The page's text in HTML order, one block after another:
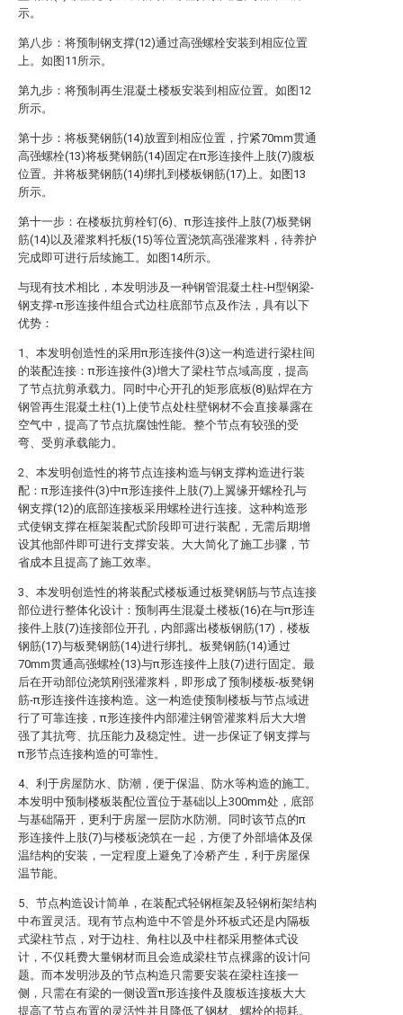
示。
第八步：将预制钢支撑(12)通过高强螺栓安装到相应位置
上。如图11所示。
第九步：将预制再生混凝土楼板安装到相应位置。如图12
所示。
第十步：将板凳钢筋(14)放置到相应位置，拧紧70mm贯通
高强螺栓(13)将板凳钢筋(14)固定在π形连接件上肢(7)腹板
位置。并将板凳钢筋(14)绑扎到楼板钢筋(17)上。如图13
所示。
第十一步：在楼板抗剪栓钉(6)、π形连接件上肢(7)板凳钢
筋(14)以及灌浆料托板(15)等位置浇筑高强灌浆料，待养护
完成即可进行后续施工。如图14所示。
与现有技术相比，本发明涉及一种钢管混凝土柱-H型钢梁-
钢支撑-π形连接件组合式边柱底部节点及作法，具有以下
优势：
1、本发明创造性的采用π形连接件(3)这一构造进行梁柱间
的装配连接：π形连接件(3)增大了梁柱节点域高度，提高
了节点抗剪承载力。同时中心开孔的矩形底板(8)贴焊在方
钢管再生混凝土柱(1)上使节点处柱壁钢材不会直接暴露在
空气中，提高了节点抗腐蚀性能。整个节点有较强的受
弯、受剪承载能力。
2、本发明创造性的将节点连接构造与钢支撑构造进行装
配：π形连接件(3)中π形连接件上肢(7)上翼缘开螺栓孔与
钢支撑(12)的底部连接板采用螺栓进行连接。这种构造形
式使钢支撑在框架装配式阶段即可进行装配，无需后期增
设其他部件即可进行支撑安装。大大简化了施工步骤，节
省成本且提高了施工效率。
3、本发明创造性的将装配式楼板通过板凳钢筋与节点连接
部位进行整体化设计：预制再生混凝土楼板(16)在与π形连
接件上肢(7)连接部位开孔，内部露出楼板钢筋(17)，楼板
钢筋(17)与板凳钢筋(14)进行绑扎。板凳钢筋(14)通过
70mm贯通高强螺栓(13)与π形连接件上肢(7)进行固定。最
后在开动部位浇筑刚强灌浆料，即形成了预制楼板-板凳钢
筋-π形连接件连接构造。这一构造使预制楼板与节点域进
行了可靠连接，π形连接件内部灌注钢管灌浆料后大大增
强了其抗弯、抗压能力及稳定性。进一步保证了钢支撑与
π形节点连接构造的可靠性。
4、利于房屋防水、防潮，便于保温、防水等构造的施工。
本发明中预制楼板装配位置位于基础以上300mm处，底部
与基础隔开，更利于房屋一层防水防潮。同时该节点的π
形连接件上肢(7)与楼板浇筑在一起，方便了外部墙体及保
温结构的安装，一定程度上避免了冷桥产生，利于房屋保
温节能。
5、节点构造设计简单，在装配式轻钢框架及轻钢桁架结构
中布置灵活。现有节点构造中不管是外环板式还是内隔板
式梁柱节点，对于边柱、角柱以及中柱都采用整体式设
计，不仅耗费大量钢材而且会造成梁柱节点裸露的设计问
题。而本发明涉及的节点构造只需要安装在梁柱连接一
侧，只需在有梁的一侧设置π形连接件及腹板连接板大大
提高了节点布置的灵活性并且降低了钢材、螺栓的损耗。